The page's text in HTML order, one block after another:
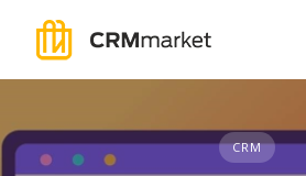
content
CRM